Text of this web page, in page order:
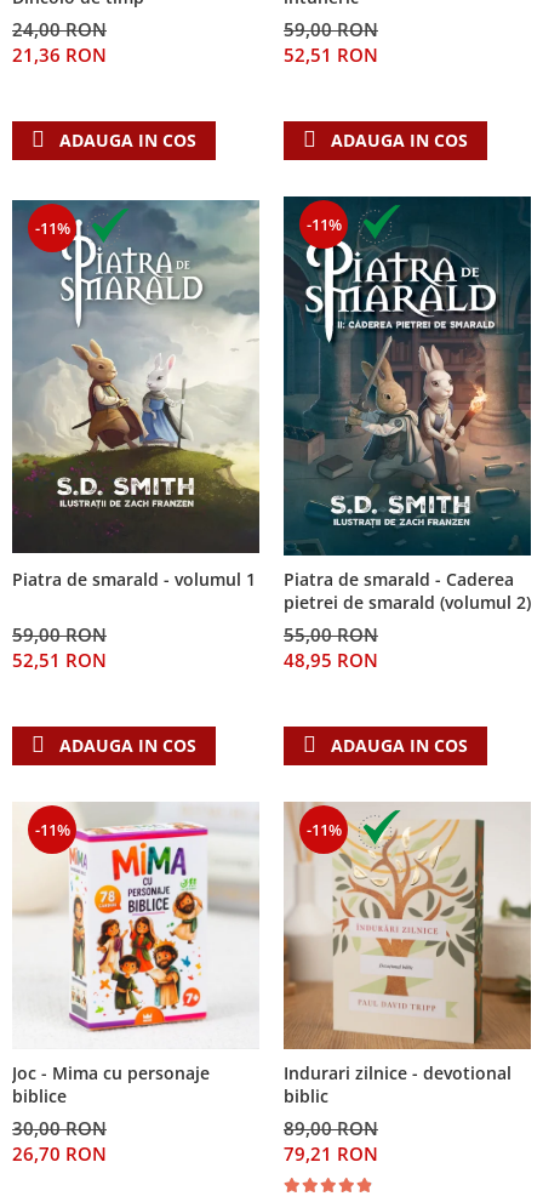
24,00 RON
21,36 RON
ADAUGA IN COS
59,00 RON
52,51 RON
ADAUGA IN COS
-11%
Piatra de smarald - volumul 1
59,00 RON
52,51 RON
ADAUGA IN COS
-11%
Piatra de smarald - Caderea
pietrei de smarald (volumul 2)
55,00 RON
48,95 RON
ADAUGA IN COS
-11%
Joc - Mima cu personaje
biblice
30,00 RON
26,70 RON
-11%
Indurari zilnice - devotional
biblic
89,00 RON
79,21 RON